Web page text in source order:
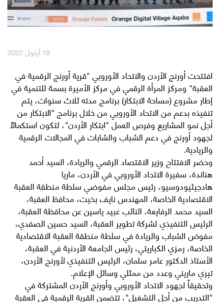
19 أيلول 2022
افتتحت أورنج الأردن والاتحاد الأوروبي "قرية أورنج الرقمية في
العقبة" ومركز المرأة الرقمي في مركز الأميرة بسمة للتنمية في
إطار مشروع (مساحة الابتكار) برنامج مدته ثلاث سنوات، يتم
تنفيذه بدعم من الاتحاد الأوروبي من خلال برنامج "الابتكار من
أجل نمو المشاريع وفرص العمل "ابتكار اﻷردن"، لتكون استكمالاً
لجهود أورنج في دعم الشباب والشابات في المجالات الرقمية
والريادية.
وحضر الافتتاح وزير الاقتصاد الرقمي والريادة، السيد أحمد
هناندة، سفيرة الاتحاد الأوروبي في الأردن، ماريا
هادجيثيودوسيو، رئيس مجلس مفوضي سلطة منطقة العقبة
الاقتصادية الخاصة، المهندس نايف بخيت، محافظ العقبة،
السيد محمد الرفايعة، النائب عبيد ياسين عن محافظة العقبة،
الرئيس التنفيذي لشركة تطوير العقبة، السيد حسين الصفدي،
مفوض الشباب والريادة في سلطة منطقة العقبة الاقتصادية
الخاصة، رمزي الكباريتي، رئيس الجامعة الأردنية في العقبة،
الأستاذ الدكتور عامر سلمان، الرئيس التنفيذي لأورنج الأردن،
تيري ماريني وعدد من ممثلي وسائل الإعلام.
وتحقيقاً لجهود الاتحاد الأوروبي وأورنج الأردن المشتركة في
"التدريب من أجل التشغيل"، تتضمن القرية الرقمية في العقبة